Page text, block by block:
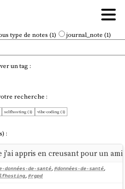
type de notes (1) journal_note (1)
un tag :
recherche :
selfhosting (1) vibe-coding (1)
:
j'ai appris en creusant pour un ami
données-de-santé, #données-de-santé,
, #rgpd